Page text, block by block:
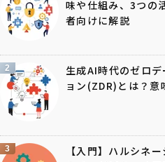
味や仕組み、3つの
者向けに解説
2
生成AI時代のゼロ
ョン(ZDR)とは？意
3
【入門】ハルシネ